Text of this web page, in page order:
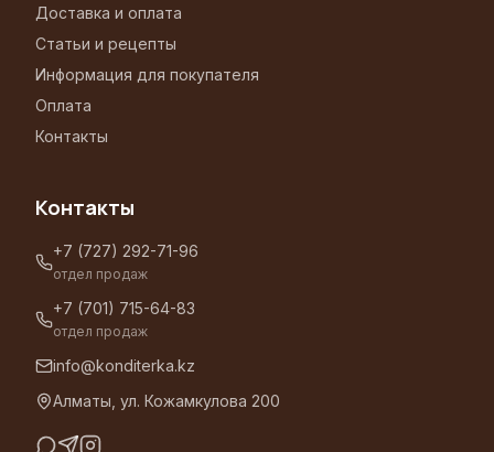
Доставка и оплата
Статьи и рецепты
Информация для покупателя
Оплата
Контакты
Контакты
+7 (727) 292-71-96
отдел продаж
+7 (701) 715-64-83
отдел продаж
info@konditerka.kz
Алматы, ул. Кожамкулова 200